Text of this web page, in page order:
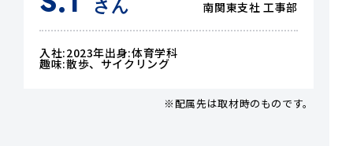
さん 南関東支社 工事部
入社:2023年出身:体育学科
趣味:散歩、サイクリング
※配属先は取材時のものです。